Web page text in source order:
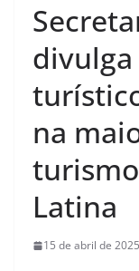
na
Latina
15 de abril de 2025